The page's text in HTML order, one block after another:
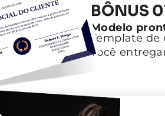
BÔNUS
Modelo
Template de
você